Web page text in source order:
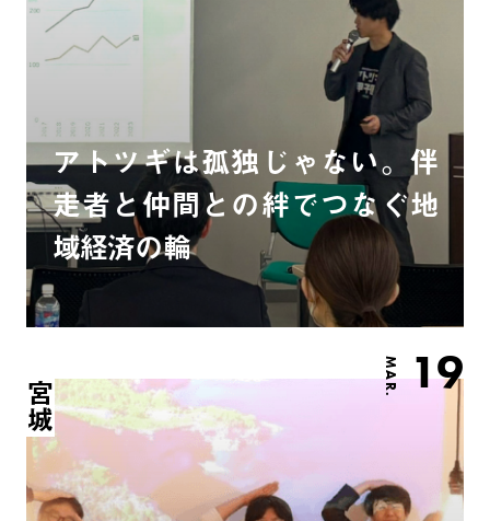
アトツギは孤独じゃない。伴
走者と仲間との絆でつなぐ地
域経済の輪
MAR. 19
宮城